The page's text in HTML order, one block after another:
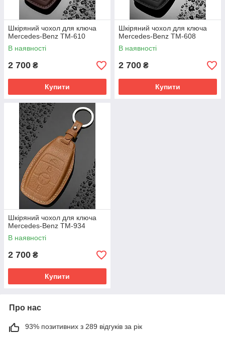
Шкіряний чохол для ключа
Mercedes-Benz TM-610
В наявності
2 700 ₴
Купити
Шкіряний чохол для ключа
Mercedes-Benz TM-608
В наявності
2 700 ₴
Купити
Шкіряний чохол для ключа
Mercedes-Benz TM-934
В наявності
2 700 ₴
Купити
Про нас
93% позитивних з 289 відгуків за рік